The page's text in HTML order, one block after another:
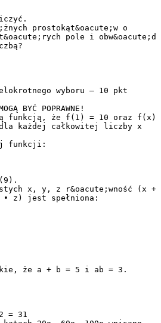
prostokąt&oacute;w o
pole i obw&oacute;d
wyboru – 10 pkt
BYĆ POPRAWNE!
funkcją, że f(1) = 10 oraz f(x)
każdej całkowitej liczby x
funkcji:
x, y, z r&oacute;wność (x +
z) jest spełniona:
że a + b = 5 i ab = 3.
= 31